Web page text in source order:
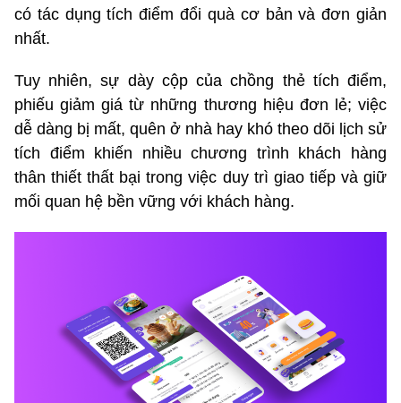
có tác dụng tích điểm đổi quà cơ bản và đơn giản
nhất.
Tuy nhiên, sự dày cộp của chồng thẻ tích điểm,
phiếu giảm giá từ những thương hiệu đơn lẻ; việc
dễ dàng bị mất, quên ở nhà hay khó theo dõi lịch sử
tích điểm khiến nhiều chương trình khách hàng
thân thiết thất bại trong việc duy trì giao tiếp và giữ
mối quan hệ bền vững với khách hàng.